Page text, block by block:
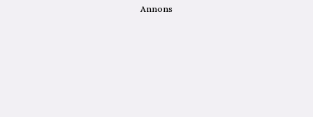
Annons